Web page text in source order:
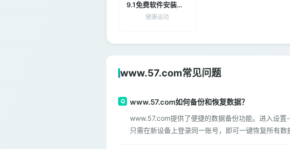
9.1免费软件安装大全最新
健康运动
www.57.com常见问题
www.57.com如何备份和恢复数据？
www.57.com提供了便捷的数据备份功能。进入设置
只需在新设备上登录同一账号，即可一键恢复所有数